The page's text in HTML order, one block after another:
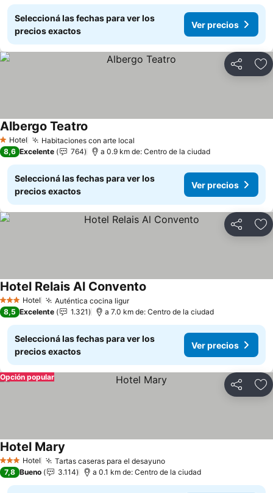
Seleccioná las fechas para ver los
precios exactos
Ver precios
Compartir
1 Estrellas
Hotel Habitaciones con arte local
Albergo Teatro
8,6 Excelente 764 a 0.9 km de: Centro de la ciudad
Seleccioná las fechas para ver los
precios exactos
Ver precios
Compartir
3 Estrellas
Hotel Auténtica cocina ligurVer precios
Hotel Relais Al Convento
8,5 Excelente 1.321 a 7.0 km de: Centro de la ciudad
Seleccioná las fechas para ver los
precios exactos
Ver precios
Compartir
Opción popular
3 Estrellas
Hotel Tartas caseras para el desayunoVer precios
Hotel Mary
7,8 Bueno 3.114 a 0.1 km de: Centro de la ciudad